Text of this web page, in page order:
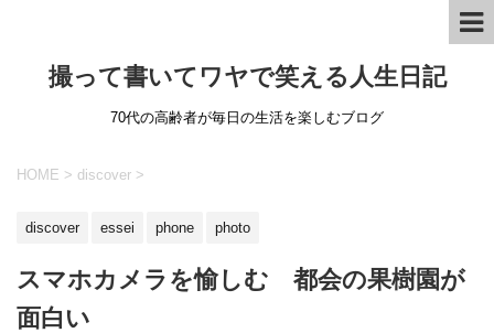
撮って書いてワヤで笑える人生日記
70代の高齢者が毎日の生活を楽しむブログ
HOME > discover >
discover essei phone photo
スマホカメラを愉しむ 都会の果樹園が
面白い